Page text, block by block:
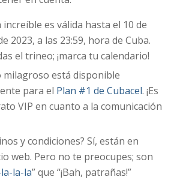
es válida hasta el 10 de
2023, a las 23:59, hora de Cuba.
el trineo; ¡marca tu calendario!
milagroso está disponible
para el Plan #1 de Cubacel. ¡Es
VIP en cuanto a la comunicación
y condiciones? Sí, están en
web. Pero no te preocupes; son
la-la” que “¡Bah, patrañas!”